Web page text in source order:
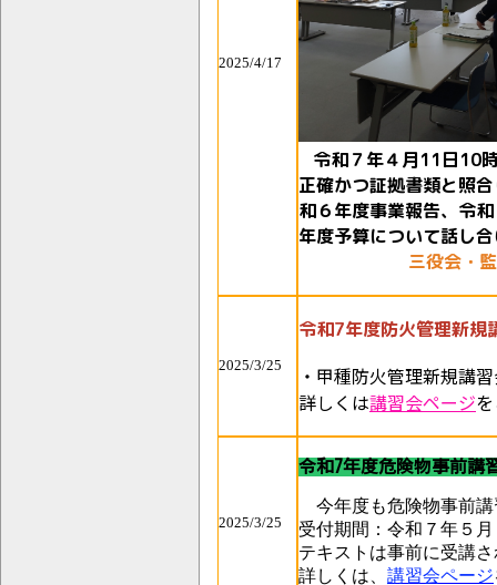
2025/4/17
令和７年４月11日10
正確かつ証拠書類と照
和６年度事業報告、令
年度予算について話し
三役会・
2025/3/25
令和7年度防火管理新規
・甲種防火管理新規講
詳しくは講習会ページ
2025/3/25
令和7年度危険物事前講
今年度も危険物事前講
受付期間：令和７年５
テキストは事前に受講
詳しくは、 講習会ページ